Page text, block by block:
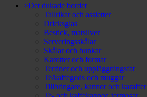
>Det dukade bordet
Tallrikar och assietter
Dricksglas
Bestick, matsilver
Serveringsskålar
Skålar och bunkar
Karotter och formar
Terriner och uppläggningsfat
Te/kaffegods och muggar
Tillbringare, kannor och karaffer